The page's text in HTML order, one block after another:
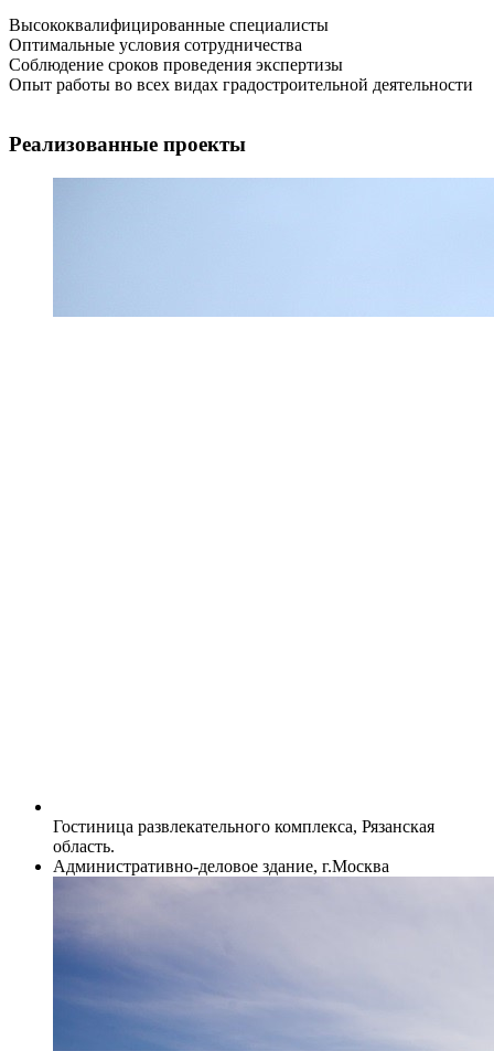
Высококвалифицированные специалисты
Оптимальные условия сотрудничества
Соблюдение сроков проведения экспертизы
Опыт работы во всех видах градостроительной деятельности
Реализованные проекты
Гостиница развлекательного комплекса, Рязанская
область.
Административно-деловое здание, г.Москва